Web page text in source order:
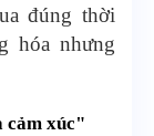
đúng thời
hóa nhưng
cảm xúc"